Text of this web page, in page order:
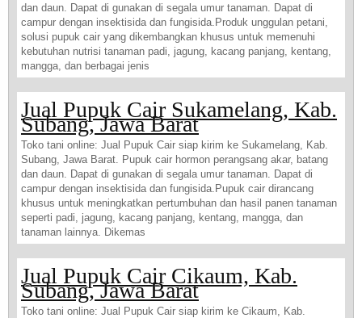
dan daun. Dapat di gunakan di segala umur tanaman. Dapat di
campur dengan insektisida dan fungisida.Produk unggulan petani,
solusi pupuk cair yang dikembangkan khusus untuk memenuhi
kebutuhan nutrisi tanaman padi, jagung, kacang panjang, kentang,
mangga, dan berbagai jenis
Jual Pupuk Cair Sukamelang, Kab.
Subang, Jawa Barat
Toko tani online: Jual Pupuk Cair siap kirim ke Sukamelang, Kab.
Subang, Jawa Barat. Pupuk cair hormon perangsang akar, batang
dan daun. Dapat di gunakan di segala umur tanaman. Dapat di
campur dengan insektisida dan fungisida.Pupuk cair dirancang
khusus untuk meningkatkan pertumbuhan dan hasil panen tanaman
seperti padi, jagung, kacang panjang, kentang, mangga, dan
tanaman lainnya. Dikemas
Jual Pupuk Cair Cikaum, Kab.
Subang, Jawa Barat
Toko tani online: Jual Pupuk Cair siap kirim ke Cikaum, Kab.